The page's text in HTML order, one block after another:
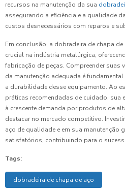
recursos na manutenção da sua
assegurando a eficiência e a qualidade
custos desnecessários com reparos e
Em conclusão, a dobradeira de chapa
crucial na indústria metalúrgica,
fabricação de peças. Compreender suas
da manutenção adequada é
a durabilidade desse equipamento. Ao
práticas recomendadas de cuidado, sua
à crescente demanda por produtos de
destacar no mercado competitivo.
aço de qualidade e em sua manutenção
satisfatórios, contribuindo para o
Tags:
dobradeira de chapa de aço